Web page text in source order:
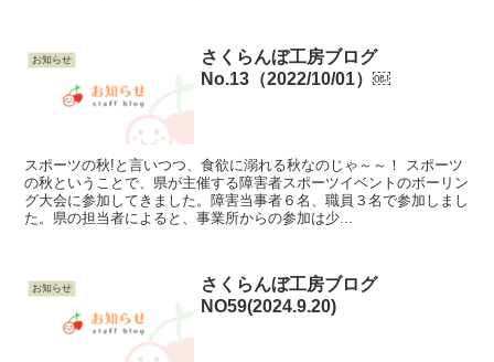
お知らせ
さくらんぼ工房ブログ
No.13（2022/10/01）￼
スポーツの秋!と言いつつ、食欲に溺れる秋なのじゃ～～！ スポーツ
の秋ということで、県が主催する障害者スポーツイベントのボーリン
グ大会に参加してきました。障害当事者６名、職員３名で参加しまし
た。県の担当者によると、事業所からの参加は少...
お知らせ
さくらんぼ工房ブログ
NO59(2024.9.20)